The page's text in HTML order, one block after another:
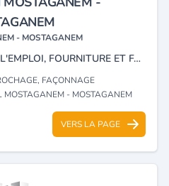
- MOSTAGANEM
VENTE DE BÉTON PRÊT A L'EMPLOI, FOURNITURE ET FAÇONNAGE DE L'ACIER.
FAÇONNAGE
MOSTAGANEM - MOSTAGANEM
VERS LA PAGE